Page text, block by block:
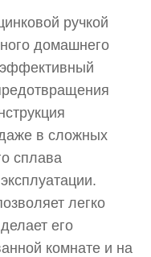
ручкой
домашнего
эффективный
в сложных
сплава
легко
его
комнате и на